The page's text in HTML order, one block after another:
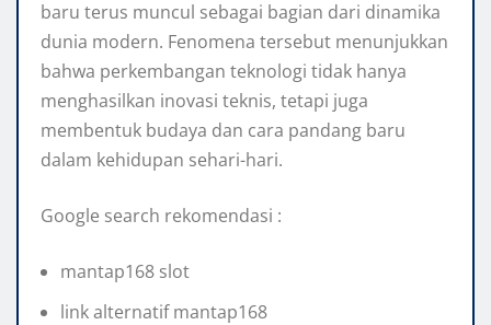
baru terus muncul sebagai bagian dari dinamika
dunia modern. Fenomena tersebut menunjukkan
bahwa perkembangan teknologi tidak hanya
menghasilkan inovasi teknis, tetapi juga
membentuk budaya dan cara pandang baru
dalam kehidupan sehari-hari.
Google search rekomendasi :
mantap168 slot
link alternatif mantap168